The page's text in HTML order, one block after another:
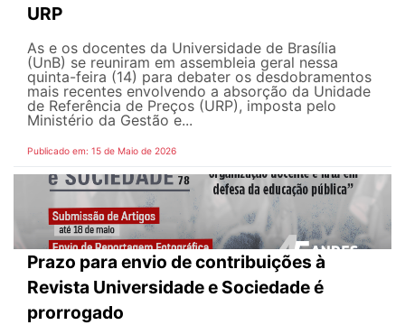
URP
As e os docentes da Universidade de Brasília
(UnB) se reuniram em assembleia geral nessa
quinta-feira (14) para debater os desdobramentos
mais recentes envolvendo a absorção da Unidade
de Referência de Preços (URP), imposta pelo
Ministério da Gestão e...
Publicado em: 15 de Maio de 2026
Prazo para envio de contribuições à
Revista Universidade e Sociedade é
prorrogado